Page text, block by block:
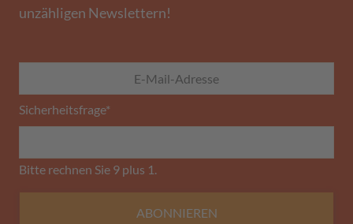
unzähligen Newslettern!
Sicherheitsfrage*
Bitte rechnen Sie 9 plus 1.
ABONNIEREN